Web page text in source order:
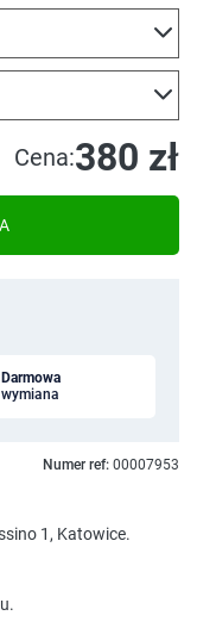
Cena:380 zł
Darmowa
wymiana
Numer ref: 00007953
1, Katowice.